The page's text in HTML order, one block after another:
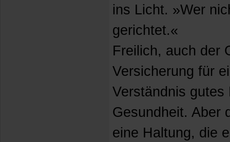
ins Licht. »Wer
gerichtet.«
Freilich, auch der
Versicherung für
Verständnis gutes
Gesundheit. Aber
eine Haltung, die